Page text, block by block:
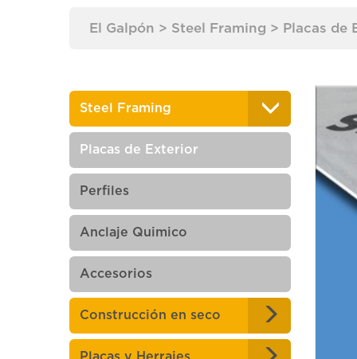
El Galpón > Steel Framing > Placas de
Steel Framing
Placas de Exterior
Perfiles
Anclaje Quimico
Accesorios
Construcción en seco